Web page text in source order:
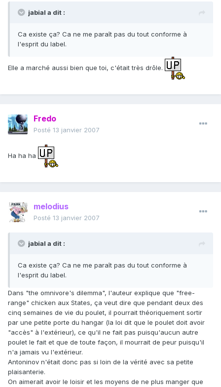
jabial a dit :
Ca existe ça? Ca ne me paraît pas du tout conforme à
l'esprit du label.
Elle a marché aussi bien que toi, c'était très drôle.
Fredo
Posté 13 janvier 2007
Ha ha ha
melodius
Posté 13 janvier 2007
jabial a dit :
Ca existe ça? Ca ne me paraît pas du tout conforme à
l'esprit du label.
Dans "the omnivore's dilemma", l'auteur explique que "free-
range" chicken aux States, ça veut dire que pendant deux des
cinq semaines de vie du poulet, il pourrait théoriquement sortir
par une petite porte du hangar (la loi dit que le poulet doit avoir
"accès" à l'extérieur), ce qu'il ne fait pas puisqu'aucun autre
poulet le fait et que de toute façon, il mourrait de peur puisqu'il
n'a jamais vu l'extérieur.
Antoninov n'était donc pas si loin de la vérité avec sa petite
plaisanterie.
On aimerait avoir le loisir et les moyens de ne plus manger que